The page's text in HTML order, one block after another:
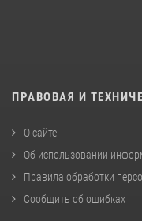
ПРАВОВАЯ И
О сайте
Об использовании
Правила обработки
Сообщить об ошибках